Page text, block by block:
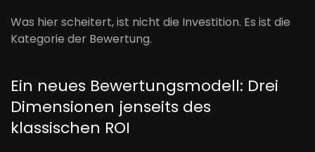
Was hier scheitert, ist nicht die Investition. Es ist die
Kategorie der Bewertung.
Ein neues Bewertungsmodell: Drei
Dimensionen jenseits des
klassischen ROI